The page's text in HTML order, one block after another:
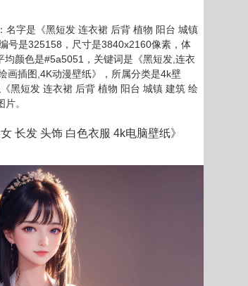
名字是《黑短发 连衣裙 后背 植物 阳台 城镇
号是325158，尺寸是3840x2160像素，体
均颜色是#5a5051，关键词是《黑短发,连衣
画插图,4K动漫壁纸》，所属分类是4k壁
黑短发 连衣裙 后背 植物 阳台 城镇 建筑 绘
。
长发 头饰 白色衣服 4k电脑壁纸》